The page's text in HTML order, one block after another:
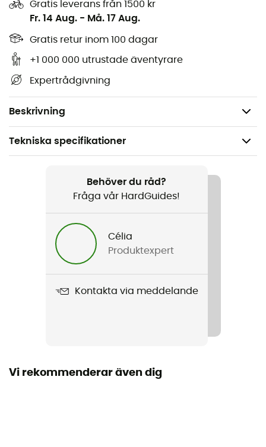
Gratis leverans från 1500 kr
Fr. 14 Aug. - Må. 17 Aug.
Gratis retur inom 100 dagar
+1 000 000 utrustade äventyrare
Expertrådgivning
Beskrivning
ryggsäckens baksida
Infällbart midjebälte
Justerbar bröstrem för att säkerställa stabilitet vid
klättring
Hög hållbarhet: botten och sidor förstärkta med
Vikt: 525 g
Tekniska specifikationer
Produktnamn
Behöver du råd?
Fråga vår HardGuides!
Célia
Produktexpert
Kontakta via meddelande
Vi rekommenderar även dig